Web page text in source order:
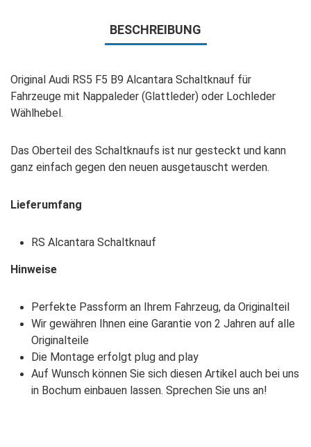
BESCHREIBUNG
Original Audi RS5 F5 B9 Alcantara Schaltknauf für
Fahrzeuge mit Nappaleder (Glattleder) oder Lochleder
Wählhebel.
Das Oberteil des Schaltknaufs ist nur gesteckt und kann
ganz einfach gegen den neuen ausgetauscht werden.
Lieferumfang
RS Alcantara Schaltknauf
Hinweise
Perfekte Passform an Ihrem Fahrzeug, da Originalteil
Wir gewähren Ihnen eine Garantie von 2 Jahren auf alle
Originalteile
Die Montage erfolgt plug and play
Auf Wunsch können Sie sich diesen Artikel auch bei uns
in Bochum einbauen lassen. Sprechen Sie uns an!